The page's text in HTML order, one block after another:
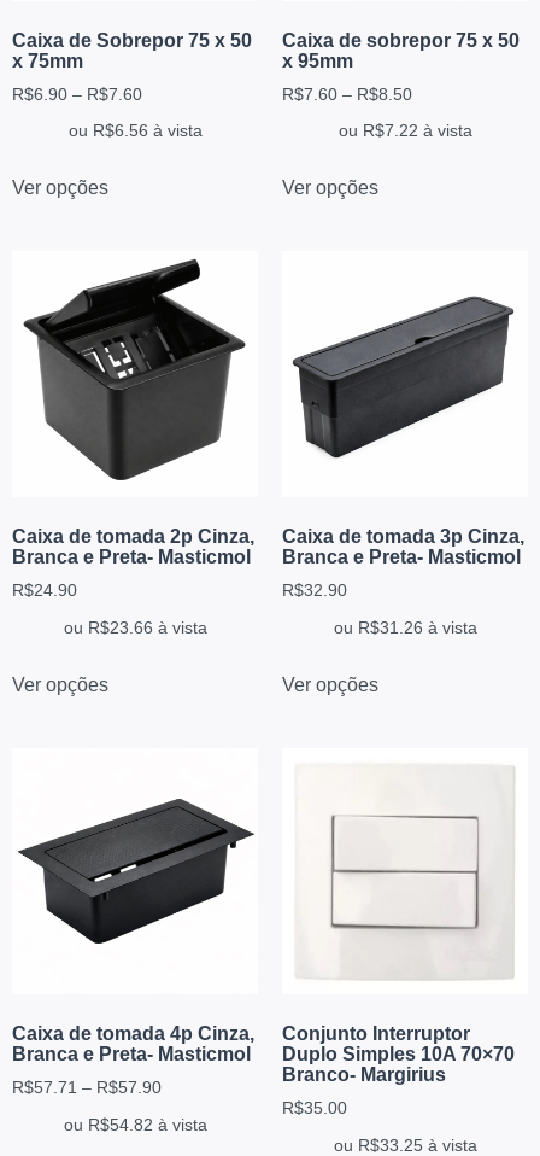
Caixa de Sobrepor 75 x 50
x 75mm
R$6.90 – R$7.60
ou R$6.56 à vista
Ver opções
Caixa de sobrepor 75 x 50
x 95mm
R$7.60 – R$8.50
ou R$7.22 à vista
Ver opções
Caixa de tomada 2p Cinza,
Branca e Preta- Masticmol
R$24.90
ou R$23.66 à vista
Ver opções
Caixa de tomada 3p Cinza,
Branca e Preta- Masticmol
R$32.90
ou R$31.26 à vista
Ver opções
Caixa de tomada 4p Cinza,
Branca e Preta- Masticmol
R$57.71 – R$57.90
ou R$54.82 à vista
Conjunto Interruptor
Duplo Simples 10A 70×70
Branco- Margirius
R$35.00
ou R$33.25 à vista